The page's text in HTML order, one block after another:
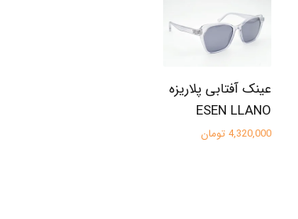
عینک آفتابی پلاریزه
ESEN LLANO
4,320,000 تومان